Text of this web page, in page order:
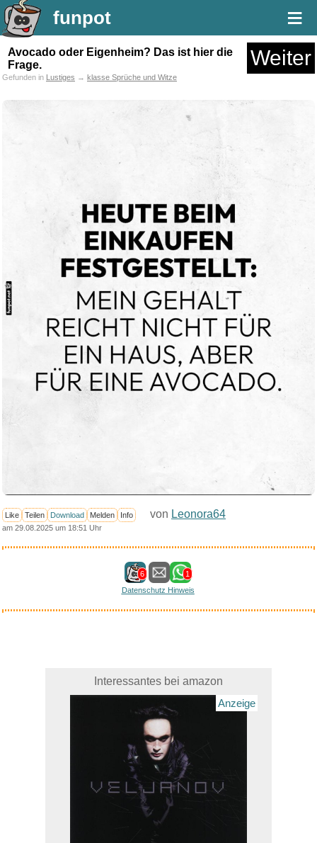
funpot ≡
Avocado oder Eigenheim? Das ist hier die
Frage.
Weiter
Gefunden in Lustiges → klasse Sprüche und Witze
Like Teilen Download Melden Info von Leonora64
am 29.08.2025 um 18:51 Uhr
6
1
Datenschutz Hinweis
Interessantes bei amazon
Anzeige